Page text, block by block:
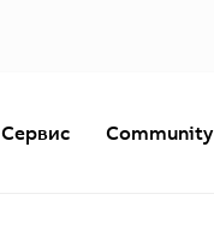
Сервис Community